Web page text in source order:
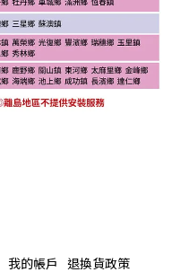
我的帳戶 退換貨政策